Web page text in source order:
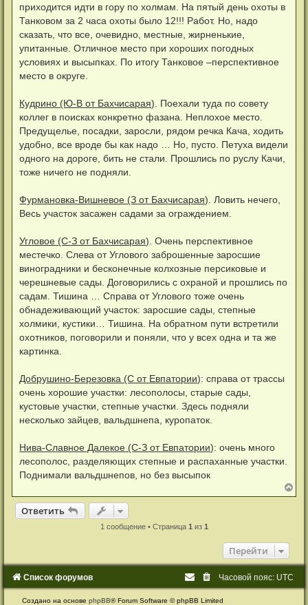
приходится идти в гору по холмам. На пятый день охоты в
Танковом за 2 часа охоты было 12!!! Работ. Но, надо
сказать, что все, очевидно, местные, жирненькие,
упитанные. Отличное место при хороших погодных
условиях и высыпках. По итогу Танковое –перспективное
место в округе.
Кудрино (Ю-В от Бахчисарая) . Поехали туда по совету
коллег в поисках конкретно фазана. Неплохое место.
Предущелье, посадки, заросли, рядом речка Кача, ходить
удобно, все вроде бы как надо … Но, пусто. Петуха видели
одного на дороге, бить не стали. Прошлись по руслу Качи,
тоже ничего не подняли.
Фурмановка-Вишневое (З от Бахчисарая) . Ловить нечего,
Весь участок засажен садами за ограждением.
Угловое (С-З от Бахчисарая) . Очень перспективное
местечко. Слева от Углового заброшенные заросшие
виноградники и бесконечные колхозные персиковые и
черешневые сады. Договорились с охраной и прошлись по
садам. Тишина … Справа от Углового тоже очень
обнадеживающий участок: заросшие сады, степные
холмики, кустики… Тишина. На обратном пути встретили
охотников, поговорили и поняли, что у всех одна и та же
картинка.
Добрушино-Березовка (С от Евпатории): справа от трассы
очень хорошие участки: лесополосы, старые сады,
кустовые участки, степные участки. Здесь подняли
несколько зайцев, вальдшнепа, куропаток.
Нива-Славное Далекое (С-З от Евпатории): очень много
лесополос, разделяющих степные и распаханные участки.
Поднимали вальдшнепов, но без высыпок
е
я
а
Ответить
Ответить
1 сообщение • Страница 1 из 1
Перейти
Список форумов Часовой пояс: UTC
Создано на основеphpBB® Forum Software © phpBB Limited